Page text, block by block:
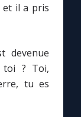
et il a pris
devenue
toi ? Toi,
tu es